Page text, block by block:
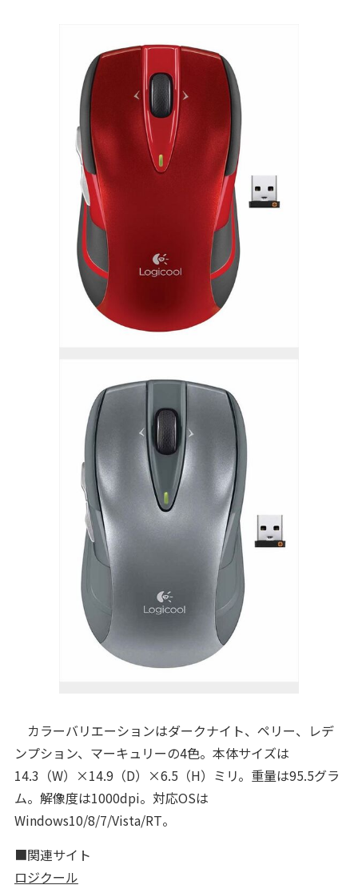
カラーバリエーションはダークナイト、ペリー、レデ
ンプション、マーキュリーの4色。本体サイズは
14.3（W）×14.9（D）×6.5（H）ミリ。重量は95.5グラ
ム。解像度は1000dpi。対応OSは
Windows10/8/7/Vista/RT。
■関連サイト
ロジクール